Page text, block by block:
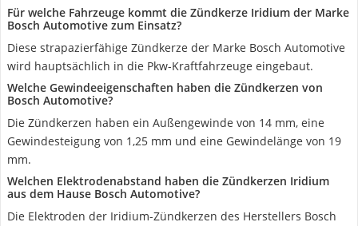
Für welche Fahrzeuge kommt die Zündkerze Iridium der Marke
Bosch Automotive zum Einsatz?
Diese strapazierfähige Zündkerze der Marke Bosch Automotive
wird hauptsächlich in die Pkw-Kraftfahrzeuge eingebaut.
Welche Gewindeeigenschaften haben die Zündkerzen von
Bosch Automotive?
Die Zündkerzen haben ein Außengewinde von 14 mm, eine
Gewindesteigung von 1,25 mm und eine Gewindelänge von 19
mm.
Welchen Elektrodenabstand haben die Zündkerzen Iridium
aus dem Hause Bosch Automotive?
Die Elektroden der Iridium-Zündkerzen des Herstellers Bosch